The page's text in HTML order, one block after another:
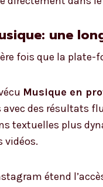
une
fois que la
Musique en
avec des résultats
textuelles plus
vidéos.
étend